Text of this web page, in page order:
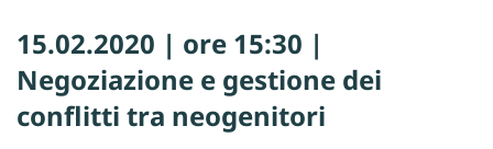
15.02.2020 | ore 15:30 |
Negoziazione e gestione dei
conflitti tra neogenitori